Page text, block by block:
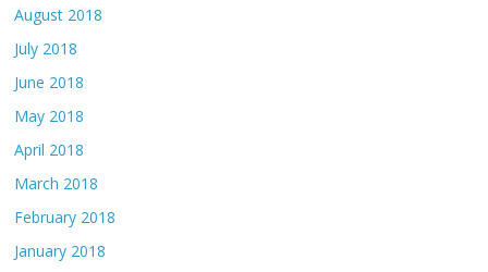
August 2018
July 2018
June 2018
May 2018
April 2018
March 2018
February 2018
January 2018